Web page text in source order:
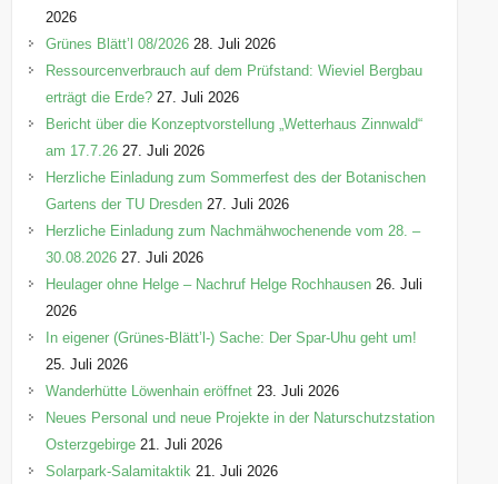
2026
Grünes Blätt’l 08/2026 28. Juli 2026
Ressourcenverbrauch auf dem Prüfstand: Wieviel Bergbau
erträgt die Erde? 27. Juli 2026
Bericht über die Konzeptvorstellung „Wetterhaus Zinnwald“
am 17.7.26 27. Juli 2026
Herzliche Einladung zum Sommerfest des der Botanischen
Gartens der TU Dresden 27. Juli 2026
Herzliche Einladung zum Nachmähwochenende vom 28. –
30.08.2026 27. Juli 2026
Heulager ohne Helge – Nachruf Helge Rochhausen 26. Juli
2026
In eigener (Grünes-Blätt’l-) Sache: Der Spar-Uhu geht um!
25. Juli 2026
Wanderhütte Löwenhain eröffnet 23. Juli 2026
Neues Personal und neue Projekte in der Naturschutzstation
Osterzgebirge 21. Juli 2026
Solarpark-Salamitaktik 21. Juli 2026